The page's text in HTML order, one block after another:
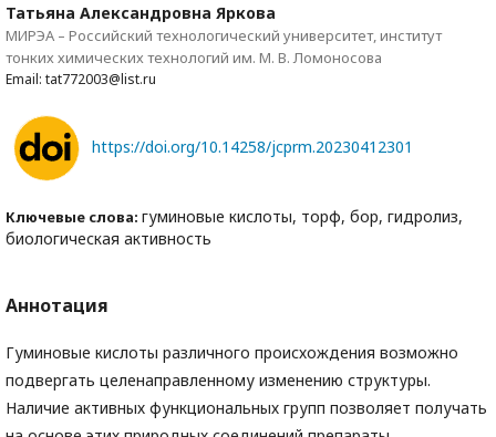
Татьяна Александровна Яркова
МИРЭА – Российский технологический университет, институт
тонких химических технологий им. М. В. Ломоносова
Email: tat772003@list.ru
https://doi.org/10.14258/jcprm.20230412301
Ключевые слова: гуминовые кислоты, торф, бор, гидролиз,
биологическая активность
Аннотация
Гуминовые кислоты различного происхождения возможно
подвергать целенаправленному изменению структуры.
Наличие активных функциональных групп позволяет получать